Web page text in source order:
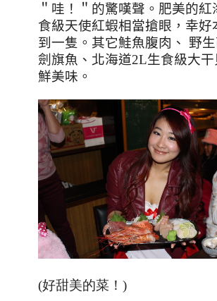
＂哇！＂的驚嘆聲。肥美的紅
食級天使紅蝦相當搶眼，幸好
到一隻。其它鮭魚腹肉、
野
劍旗魚、北海道2L生食級大
鮮美味。
(好甜美的菜！)